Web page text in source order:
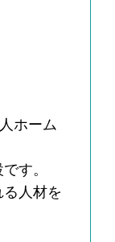
ホーム
す。
人材を